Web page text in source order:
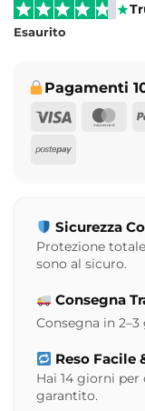
Esaurito
Pagamenti
Visa
Postepay
Sicurezza
Protezione
sono al sicuro.
Consegna
Consegna in
Reso Facile
Hai 14 giorni
garantito.